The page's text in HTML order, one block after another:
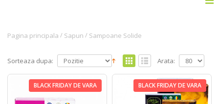
Pagina principala / Sapun / Sampoane Solide
Sorteaza dupa: Arata:
BLACK FRIDAY DE VARA BLACK FRIDAY DE VARA